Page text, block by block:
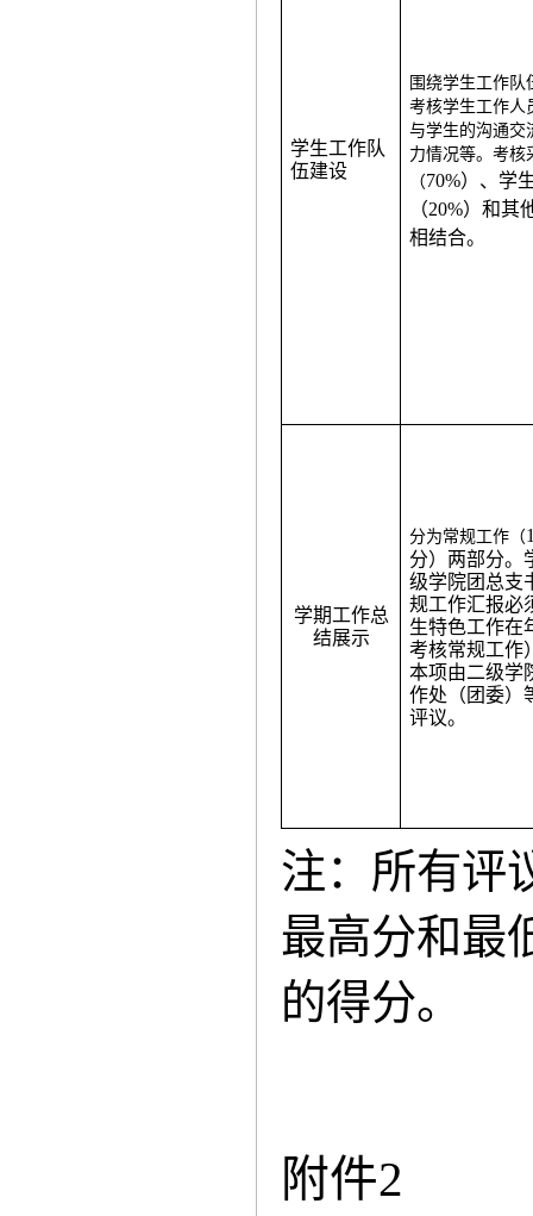
学生工作队
伍建设
围绕学生工作
考核学生工作人
与学生的沟通交
力情况等。考核
（70%）、学
（20%）和
相结合。
学期工作总
结展示
分为常规工作（
分）两部分。
级学院团总支
规工作汇报必
生特色工作在
考核常规工作
本项由二级学
作处（团委）
评议。
注：所有评
最高分和最
的得分。
附件2